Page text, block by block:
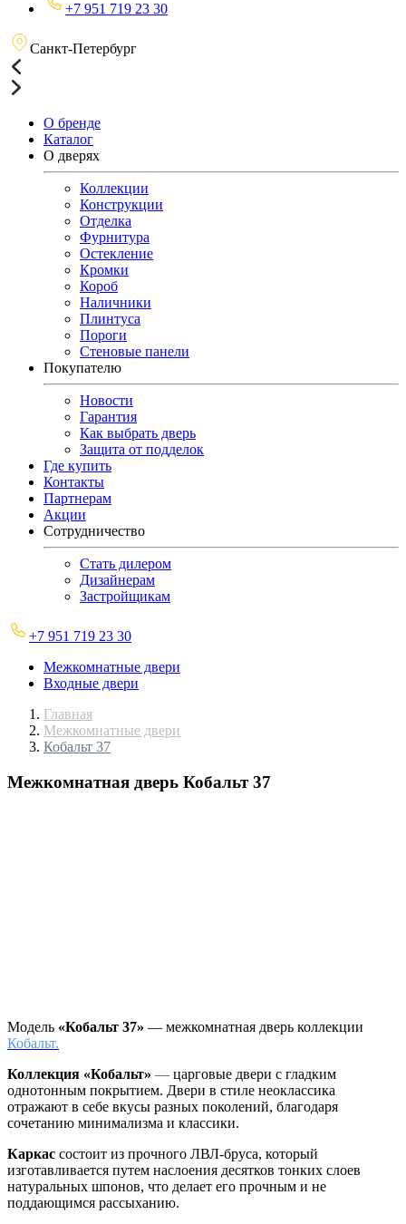
+7 951 719 23 30
Санкт-Петербург
О бренде
Каталог
О дверях
Коллекции
Конструкции
Отделка
Фурнитура
Остекление
Кромки
Короб
Наличники
Плинтуса
Пороги
Стеновые панели
Покупателю
Новости
Гарантия
Как выбрать дверь
Защита от подделок
Где купить
Контакты
Партнерам
Акции
Сотрудничество
Стать дилером
Дизайнерам
Застройщикам
+7 951 719 23 30
Межкомнатные двери
Входные двери
Главная
Межкомнатные двери
Кобальт 37
Межкомнатная дверь Кобальт 37
Модель «Кобальт 37» — межкомнатная дверь коллекции
Кобальт.
Коллекция «Кобальт» — царговые двери с гладким
однотонным покрытием. Двери в стиле неоклассика
отражают в себе вкусы разных поколений, благодаря
сочетанию минимализма и классики.
Каркас состоит из прочного ЛВЛ-бруса, который
изготавливается путем наслоения десятков тонких слоев
натуральных шпонов, что делает его прочным и не
поддающимся рассыханию.